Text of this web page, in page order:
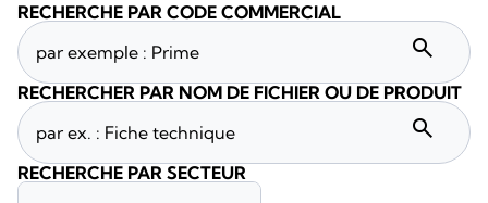
RECHERCHE PAR CODE COMMERCIAL
search
RECHERCHER PAR NOM DE FICHIER OU DE PRODUIT
search
RECHERCHE PAR SECTEUR